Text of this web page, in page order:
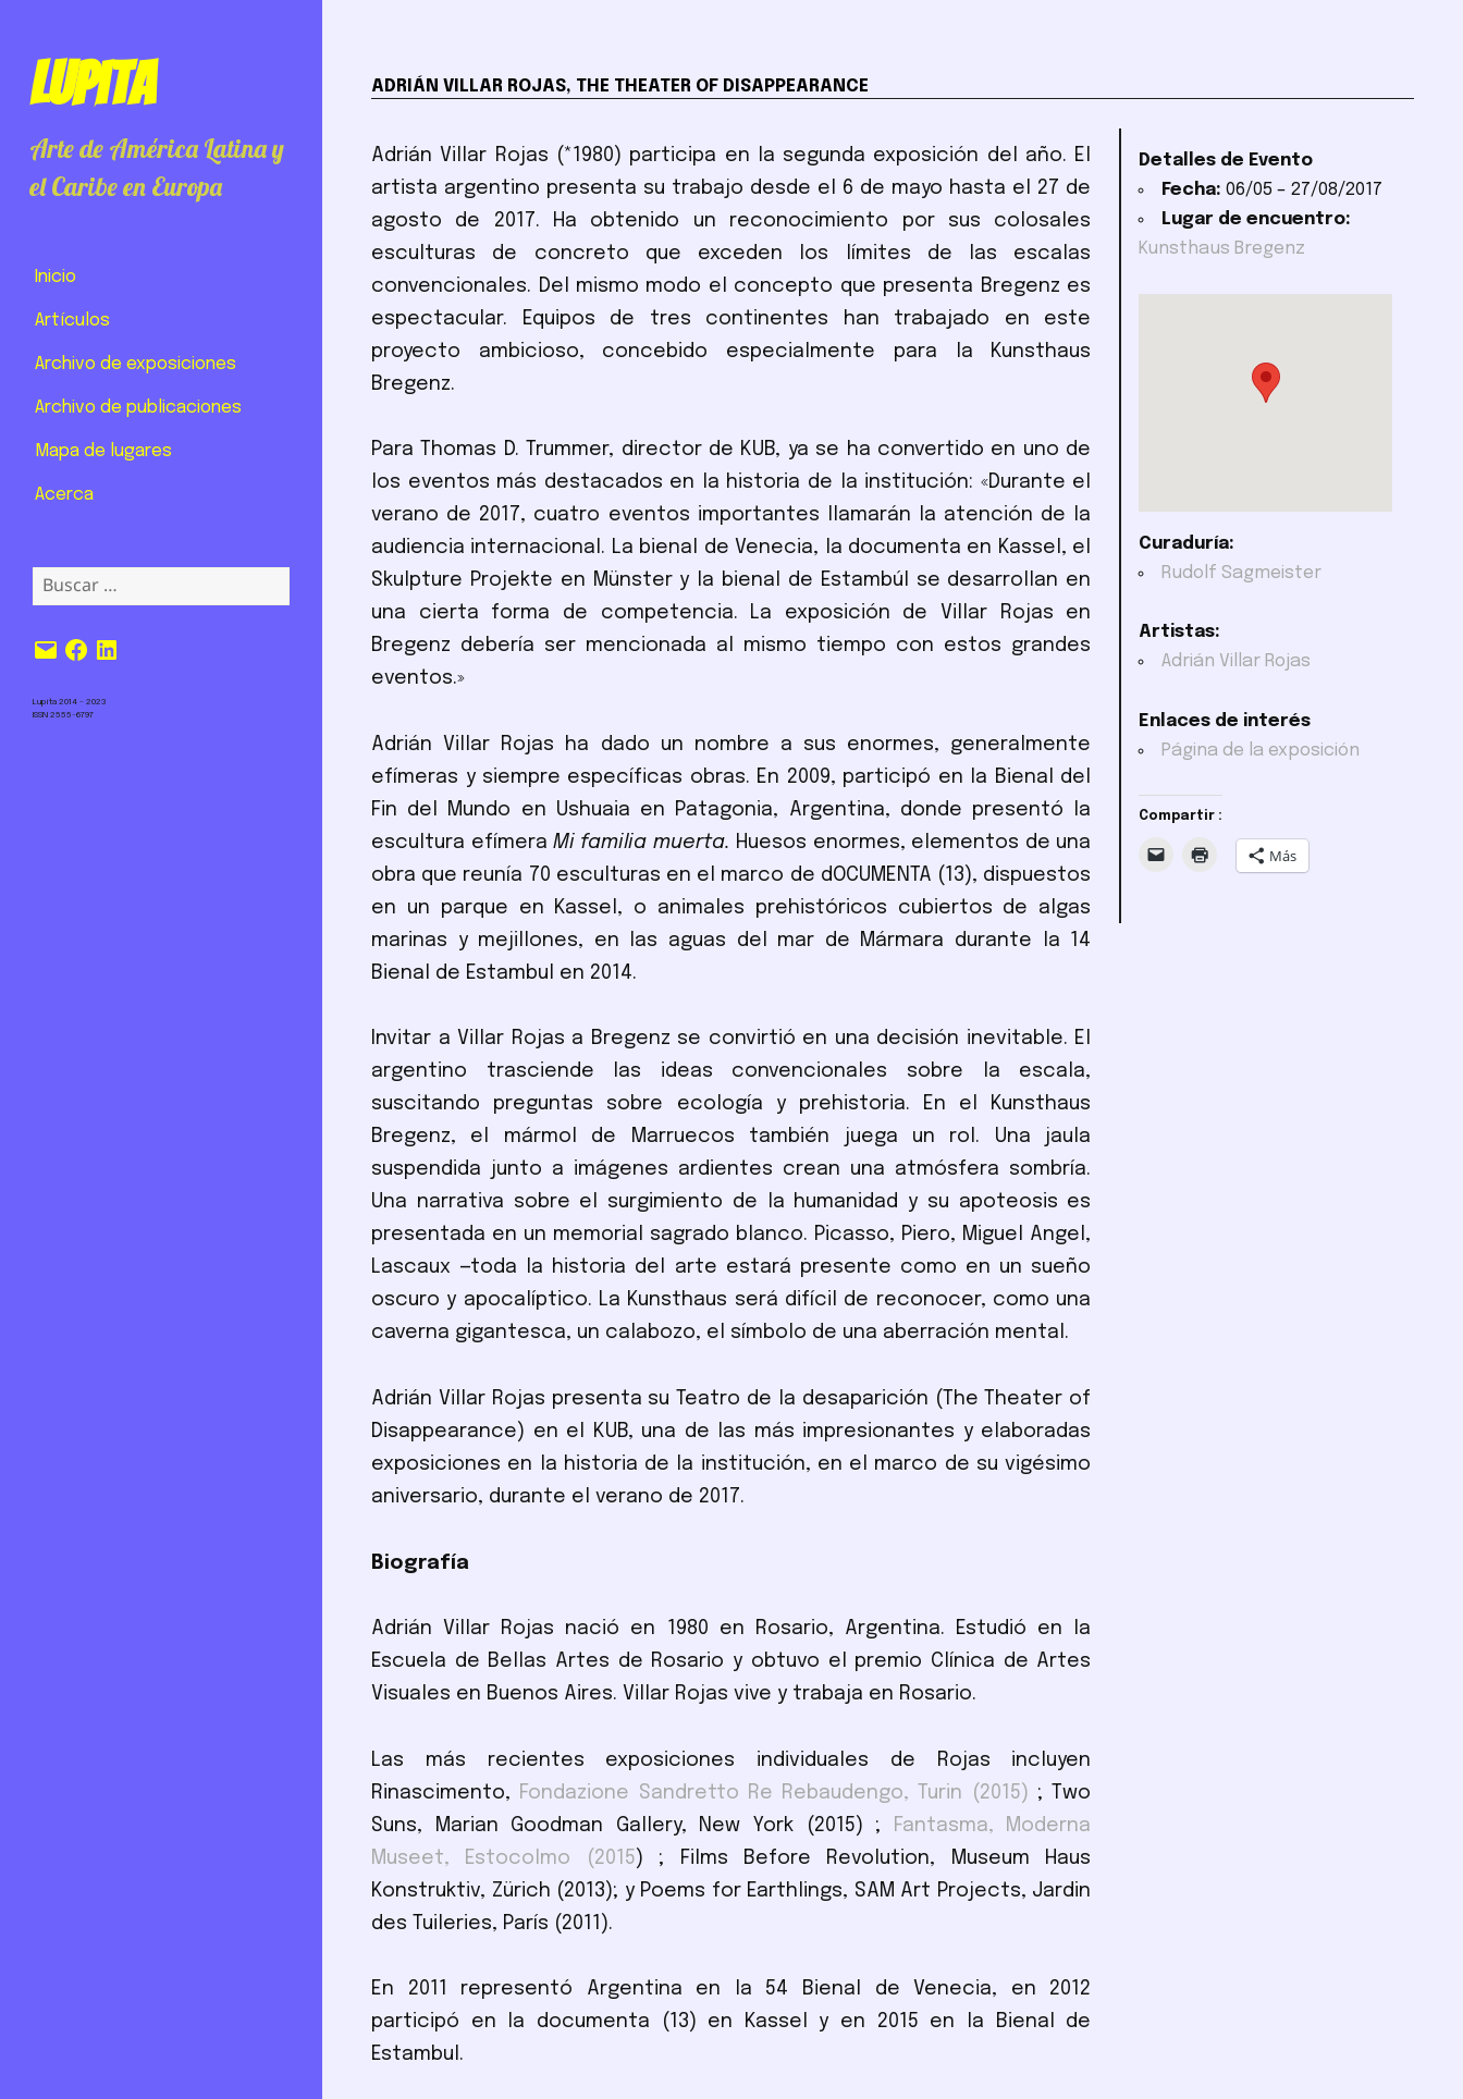
Lupita
Arte de América Latina y
el Caribe en Europa
Inicio
Artículos
Archivo de exposiciones
Archivo de publicaciones
Mapa de lugares
Acerca
Buscar:
Correo
electrónico
Facebook
LinkedIn
Lupita 2014 – 2023
ISSN 2555-6797
ADRIÁN VILLAR ROJAS, THE THEATER OF DISAPPEARANCE
Adrián Villar Rojas (*1980) participa en la segunda exposición del año. El
artista argentino presenta su trabajo desde el 6 de mayo hasta el 27 de
agosto de 2017. Ha obtenido un reconocimiento por sus colosales
esculturas de concreto que exceden los límites de las escalas
convencionales. Del mismo modo el concepto que presenta Bregenz es
espectacular. Equipos de tres continentes han trabajado en este
proyecto ambicioso, concebido especialmente para la Kunsthaus
Bregenz.
Para Thomas D. Trummer, director de KUB, ya se ha convertido en uno de
los eventos más destacados en la historia de la institución: «Durante el
verano de 2017, cuatro eventos importantes llamarán la atención de la
audiencia internacional. La bienal de Venecia, la documenta en Kassel, el
Skulpture Projekte en Münster y la bienal de Estambúl se desarrollan en
una cierta forma de competencia. La exposición de Villar Rojas en
Bregenz debería ser mencionada al mismo tiempo con estos grandes
eventos.»
Adrián Villar Rojas ha dado un nombre a sus enormes, generalmente
efímeras y siempre específicas obras. En 2009, participó en la Bienal del
Fin del Mundo en Ushuaia en Patagonia, Argentina, donde presentó la
escultura efímera Mi familia muerta. Huesos enormes, elementos de una
obra que reunía 70 esculturas en el marco de dOCUMENTA (13), dispuestos
en un parque en Kassel, o animales prehistóricos cubiertos de algas
marinas y mejillones, en las aguas del mar de Mármara durante la 14
Bienal de Estambul en 2014.
Invitar a Villar Rojas a Bregenz se convirtió en una decisión inevitable. El
argentino trasciende las ideas convencionales sobre la escala,
suscitando preguntas sobre ecología y prehistoria. En el Kunsthaus
Bregenz, el mármol de Marruecos también juega un rol. Una jaula
suspendida junto a imágenes ardientes crean una atmósfera sombría.
Una narrativa sobre el surgimiento de la humanidad y su apoteosis es
presentada en un memorial sagrado blanco. Picasso, Piero, Miguel Angel,
Lascaux —toda la historia del arte estará presente como en un sueño
oscuro y apocalíptico. La Kunsthaus será difícil de reconocer, como una
caverna gigantesca, un calabozo, el símbolo de una aberración mental.
Adrián Villar Rojas presenta su Teatro de la desaparición (The Theater of
Disappearance) en el KUB, una de las más impresionantes y elaboradas
exposiciones en la historia de la institución, en el marco de su vigésimo
aniversario, durante el verano de 2017.
Biografía
Adrián Villar Rojas nació en 1980 en Rosario, Argentina. Estudió en la
Escuela de Bellas Artes de Rosario y obtuvo el premio Clínica de Artes
Visuales en Buenos Aires. Villar Rojas vive y trabaja en Rosario.
Las más recientes exposiciones individuales de Rojas incluyen
Rinascimento, Fondazione Sandretto Re Rebaudengo, Turin (2015) ; Two
Suns, Marian Goodman Gallery, New York (2015) ;
Fantasma, Moderna
Museet, Estocolmo (2015) ; Films Before Revolution, Museum Haus
Konstruktiv, Zürich (2013); y Poems for Earthlings, SAM Art Projects, Jardin
des Tuileries, París (2011).
En 2011 representó Argentina en la 54 Bienal de Venecia, en 2012
participó en la documenta (13) en Kassel y en 2015 en la Bienal de
Estambul.
Detalles de Evento
Fecha: 06/05 – 27/08/2017
Lugar de encuentro:
Kunsthaus Bregenz
Curaduría:
Rudolf Sagmeister
Artistas:
Adrián Villar Rojas
Enlaces de interés
Página de la exposición
Compartir :
Más